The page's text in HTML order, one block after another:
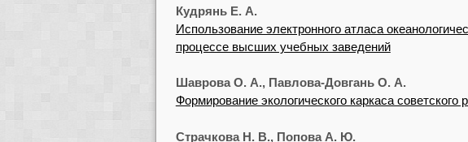
Кудрянь Е. А.
Использование электронного атласа
процессе высших учебных заведений
Шаврова О. А., Павлова-Довгань О. А.
Формирование экологического каркаса
Страчкова Н. В., Попова А. Ю.